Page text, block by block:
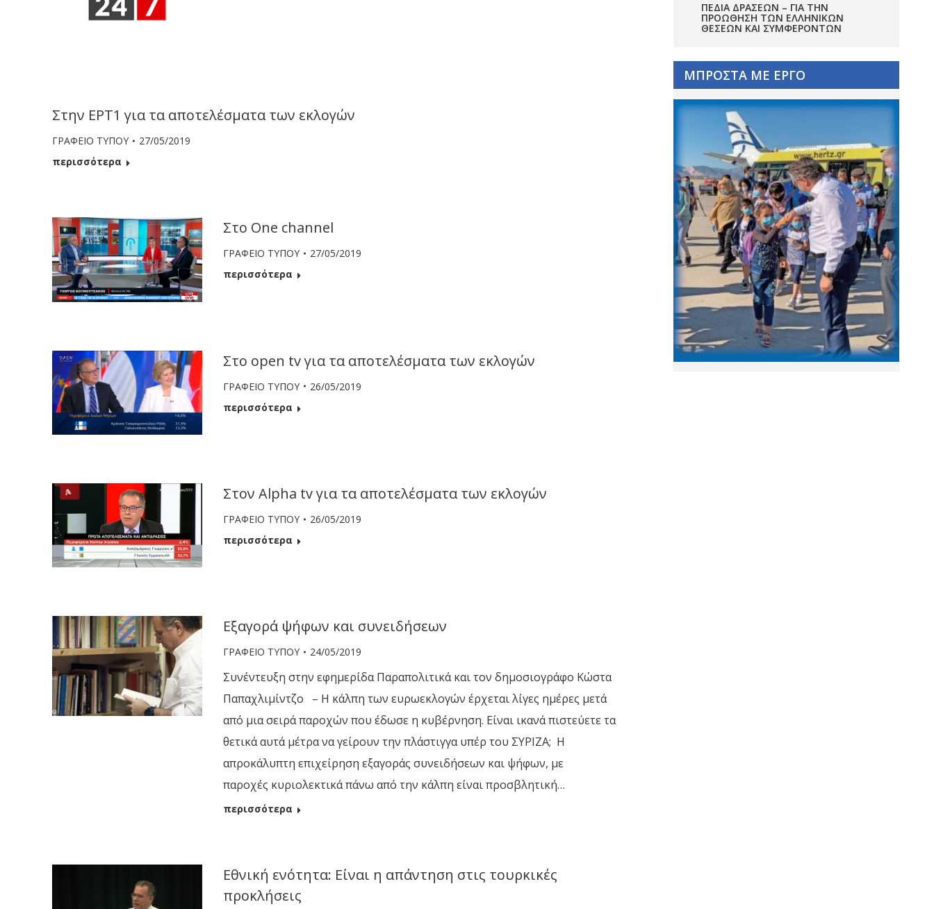
Στην ΕΡΤ1 για τα αποτελέσματα των εκλογών
ΓΡΑΦΕΙΟ ΤΥΠΟΥ
27/05/2019
περισσότερα
Στο One channel
ΓΡΑΦΕΙΟ ΤΥΠΟΥ
27/05/2019
περισσότερα
Στο open tv για τα αποτελέσματα των εκλογών
ΓΡΑΦΕΙΟ ΤΥΠΟΥ
26/05/2019
περισσότερα
Στον Alpha tv για τα αποτελέσματα των εκλογών
ΓΡΑΦΕΙΟ ΤΥΠΟΥ
26/05/2019
περισσότερα
Εξαγορά ψήφων και συνειδήσεων
ΓΡΑΦΕΙΟ ΤΥΠΟΥ 24/05/2019
Συνέντευξη στην εφημερίδα Παραπολιτικά και τον δημοσιογράφο Κώστα
Παπαχλιμίντζο – Η κάλπη των ευρωεκλογών έρχεται λίγες ημέρες μετά
από μια σειρά παροχών που έδωσε η κυβέρνηση. Είναι ικανά πιστεύετε τα
θετικά αυτά μέτρα να γείρουν την πλάστιγγα υπέρ του ΣΥΡΙΖΑ; Η
απροκάλυπτη επιχείρηση εξαγοράς συνειδήσεων και ψήφων, με
παροχές κυριολεκτικά πάνω από την κάλπη είναι προσβλητική…
περισσότερα
Εθνική ενότητα: Είναι η απάντηση στις τουρκικές
προκλήσεις
ΠΕΔΊΑ ΔΡΆΣΕΩΝ – ΓΙΑ ΤΗΝ
ΠΡΟΏΘΗΣΗ ΤΩΝ ΕΛΛΗΝΙΚΏΝ
ΘΈΣΕΩΝ ΚΑΙ ΣΥΜΦΕΡΌΝΤΩΝ
ΜΠΡΟΣΤΑ ΜΕ ΕΡΓΟ